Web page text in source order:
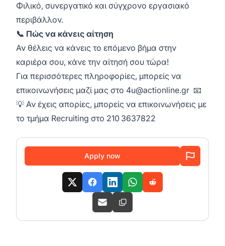
Φιλικό, συνεργατικό και σύγχρονο εργασιακό
περιβάλλον.
📞 Πώς να κάνεις αίτηση
Αν θέλεις να κάνεις το επόμενο βήμα στην
καριέρα σου, κάνε την αίτησή σου τώρα!
Για περισσότερες πληροφορίες, μπορείς να
επικοινωνήσεις μαζί μας στο 4u@actionline.gr 📧
💡 Αν έχεις απορίες, μπορείς να επικοινωνήσεις με
το τμήμα Recruiting στο 210 3637822
Apply now